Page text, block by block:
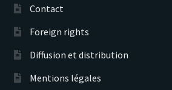
Contact
Foreign rights
Diffusion et distribution
Mentions légales